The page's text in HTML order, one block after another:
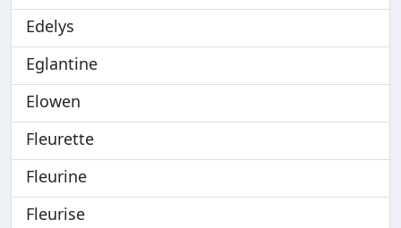
Edelys
Eglantine
Elowen
Fleurette
Fleurine
Fleurise